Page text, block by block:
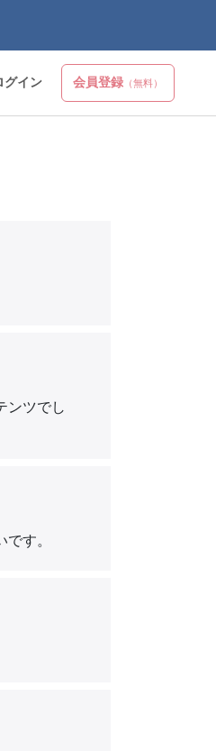
グイン 会員登録（無料）
ンツでし
す。